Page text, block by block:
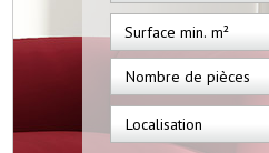
Nombre de pièces
Localisation